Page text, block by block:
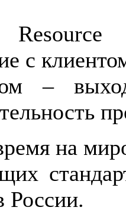
Resource
с
–
на
России.